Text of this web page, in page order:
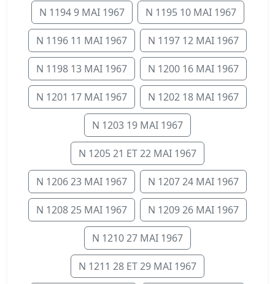
N 1194 9 MAI 1967 N 1195 10 MAI 1967
N 1196 11 MAI 1967 N 1197 12 MAI 1967
N 1198 13 MAI 1967 N 1200 16 MAI 1967
N 1201 17 MAI 1967 N 1202 18 MAI 1967
N 1203 19 MAI 1967
N 1205 21 ET 22 MAI 1967
N 1206 23 MAI 1967 N 1207 24 MAI 1967
N 1208 25 MAI 1967 N 1209 26 MAI 1967
N 1210 27 MAI 1967
N 1211 28 ET 29 MAI 1967